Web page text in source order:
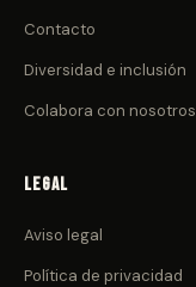
Contacto
Diversidad e inclusión
Colabora con nosotros
Legal
Aviso legal
Política de privacidad